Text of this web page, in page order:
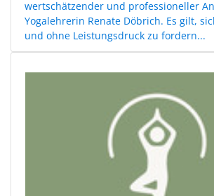
wertschätzender und professioneller
Yogalehrerin Renate Döbrich. Es gilt,
und ohne Leistungsdruck zu fordern...